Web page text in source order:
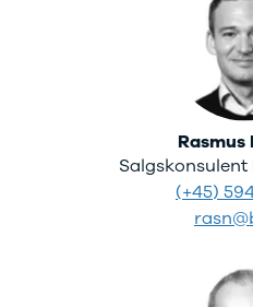
Rasmus
(+45)